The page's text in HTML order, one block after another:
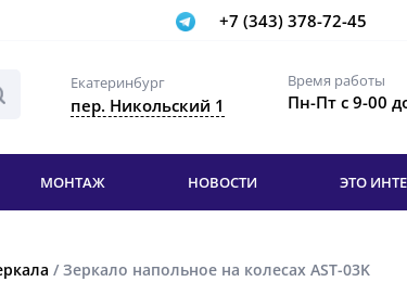
+7 (343) 378-72-45
Екатеринбург
пер. Никольский 1
Время работы
Пн-Пт с 9-00
МОНТАЖ НОВОСТИ ЭТО
/ Зеркало напольное на колесах AST-03K